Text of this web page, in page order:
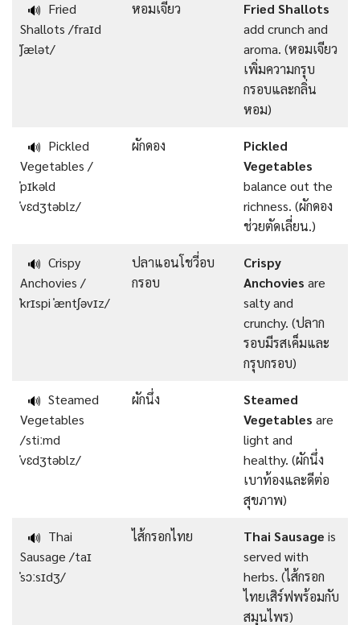
🔊 Fried
Shallots /fraɪd
ˈʃælət/
หอมเจียว
Fried Shallots
add crunch and
aroma. (หอมเจียว
เพิ่มความกรุบ
กรอบและกลิ่น
หอม)
🔊 Pickled
Vegetables /
ˈpɪkəld
ˈvɛdʒtəblz/
ผักดอง
Pickled
Vegetables
balance out the
richness. (ผักดอง
ช่วยตัดเลี่ยน.)
🔊 Crispy
Anchovies /
ˈkrɪspi ˈæntʃəvɪz/
ปลาแอนโชวี่อบ
กรอบ
Crispy
Anchovies are
salty and
crunchy. (ปลาก
รอบมีรสเค็มและ
กรุบกรอบ)
🔊 Steamed
Vegetables
/stiːmd
ˈvɛdʒtəblz/
ผักนึ่ง
Steamed
Vegetables are
light and
healthy. (ผักนึ่ง
เบาท้องและดีต่อ
สุขภาพ)
🔊 Thai
Sausage /taɪ
ˈsɔːsɪdʒ/
ไส้กรอกไทย Thai Sausage is
served with
herbs. (ไส้กรอก
ไทยเสิร์ฟพร้อมกับ
สมุนไพร)